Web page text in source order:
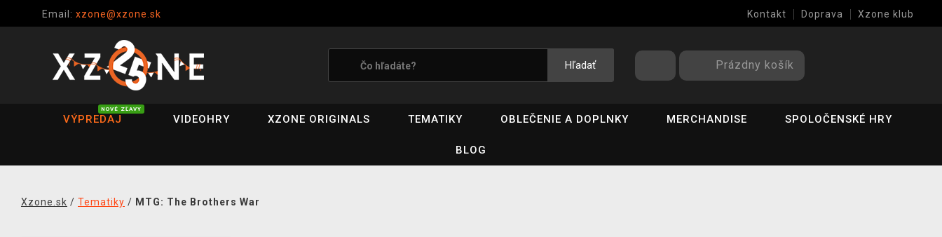
Email: xzone@xzone.sk Kontakt Doprava Xzone klub
Hľadať Prázdny košík
VÝPREDAJ
NOVÉ ZĽAVY
VIDEOHRY XZONE ORIGINALS TEMATIKY OBLEČENIE A DOPLNKY MERCHANDISE SPOLOČENSKÉ HRY
BLOG
Xzone.sk / Tematiky / MTG: The Brothers War